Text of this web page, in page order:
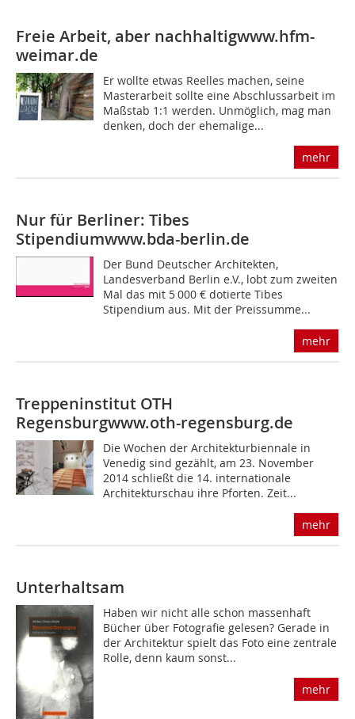
Freie Arbeit, aber nachhaltigwww.hfm-
weimar.de
Er wollte etwas Reelles machen, seine
Masterarbeit sollte eine Abschlussarbeit im
Maßstab 1:1 werden. Unmöglich, mag man
denken, doch der ehemalige...
mehr
Nur für Berliner: Tibes
Stipendiumwww.bda-berlin.de
Der Bund Deutscher Architekten,
Landesverband Berlin e.V., lobt zum zweiten
Mal das mit 5 000 € dotierte Tibes
Stipendium aus. Mit der Preissumme...
mehr
Treppeninstitut OTH
Regensburgwww.oth-regensburg.de
Die Wochen der Architekturbiennale in
Venedig sind gezählt, am 23. November
2014 schließt die 14. internationale
Architekturschau ihre Pforten. Zeit...
mehr
Unterhaltsam
Haben wir nicht alle schon massenhaft
Bücher über Fotografie gelesen? Gerade in
der Architektur spielt das Foto eine zentrale
Rolle, denn kaum sonst...
mehr